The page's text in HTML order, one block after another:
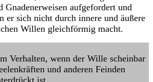
Gnadenerweisen aufgefordert und
er sich nicht durch innere und äußere
Willen gleichförmig macht.
Verhalten, wenn der Wille scheinbar
und anderen Feinden
ist